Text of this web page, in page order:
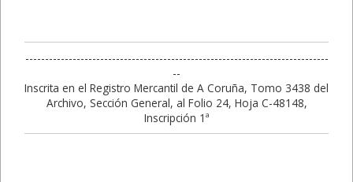
-----------------------------------------------------------------------------
--
Inscrita en el Registro Mercantil de A Coruña, Tomo 3438 del
Archivo, Sección General, al Folio 24, Hoja C-48148,
Inscripción 1ª